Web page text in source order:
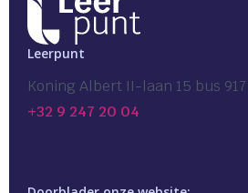
Leerpunt
Koning Albert II-laan 15 bus 917
+32 9 247 20 04